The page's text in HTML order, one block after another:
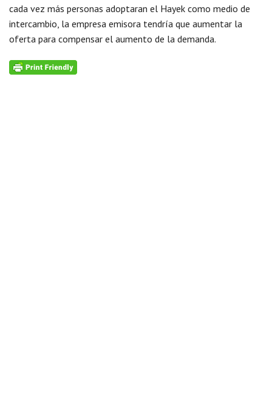
cada vez más personas adoptaran el Hayek como medio de
intercambio, la empresa emisora tendría que aumentar la
oferta para compensar el aumento de la demanda.